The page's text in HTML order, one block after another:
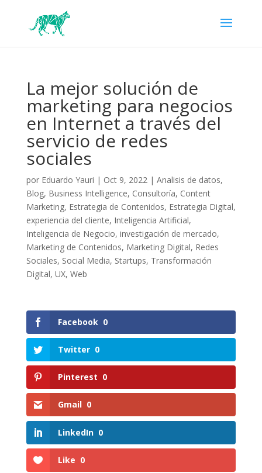
La mejor solución de
marketing para negocios
en Internet a través del
servicio de redes
sociales
por Eduardo Yauri | Oct 9, 2022| Analisis de datos,
Blog, Business Intelligence, Consultoría, Content
Marketing, Estrategia de Contenidos, Estrategia Digital,
experiencia del cliente, Inteligencia Artificial,
Inteligencia de Negocio, investigación de mercado,
Marketing de Contenidos, Marketing Digital, Redes
Sociales, Social Media, Startups, Transformación
Digital, UX, Web
Facebook 0
Twitter 0
Pinterest 0
Gmail 0
LinkedIn 0
Like 0